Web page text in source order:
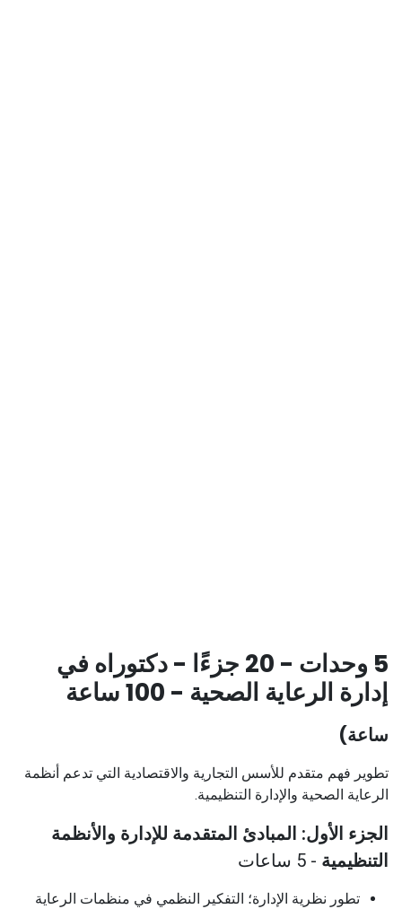
5 وحدات - 20 جزءًا - دكتوراه في
إدارة الرعاية الصحية - 100 ساعة
ساعة)
تطوير فهم متقدم للأسس التجارية والاقتصادية التي تدعم أنظمة
الرعاية الصحية والإدارة التنظيمية.
الجزء الأول: المبادئ المتقدمة للإدارة والأنظمة
التنظيمية - 5 ساعات
تطور نظرية الإدارة؛ التفكير النظمي في منظمات الرعاية